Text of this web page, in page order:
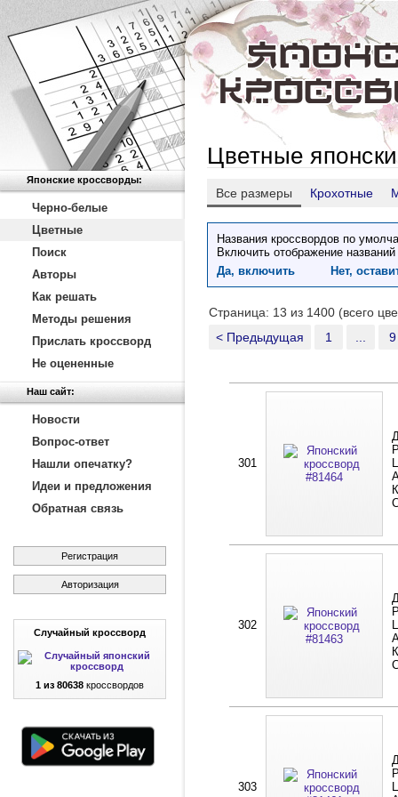
Японские кроссворды:
Черно-белые
Цветные
Поиск
Авторы
Как решать
Методы решения
Прислать кроссворд
Не оцененные
Наш сайт:
Новости
Вопрос-ответ
Нашли опечатку?
Идеи и предложения
Обратная связь
Регистрация
Авторизация
Случайный кроссворд
1 из 80638 кроссвордов
Цветные
Все размеры Крохотные
Названия кроссвордов по
Включить отображение
Да, включить
Нет,
Страница: 13 из 1400 (всего
< Предыдущая
1 9
301
302
303